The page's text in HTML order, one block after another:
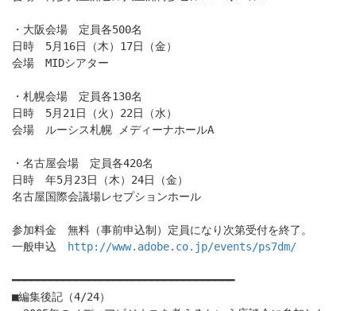
・大阪会場 定員各500名
日時 5月16日（木）17日（金）
会場 MIDシアター
・札幌会場 定員各130名
日時 5月21日（火）22日（水）
会場 ルーシス札幌 メディーナホールA
・名古屋会場 定員各420名
日時 年5月23日（木）24日（金）
名古屋国際会議場レセプションホール
参加料金 無料（事前申込制）定員になり次第受付を終了。
一般申込
http://www.adobe.co.jp/events/ps7dm/
━━━━━━━━━━━━━━━━━━━━━━━━━━━━━━━━━━━
■編集後記（4/24）